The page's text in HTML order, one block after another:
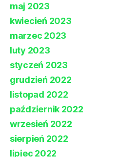
maj 2023
kwiecień 2023
marzec 2023
luty 2023
styczeń 2023
grudzień 2022
listopad 2022
październik 2022
wrzesień 2022
sierpień 2022
lipiec 2022